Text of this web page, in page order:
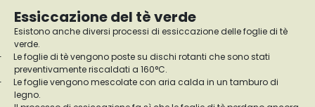
Essiccazione del tè verde
Esistono anche diversi processi di essiccazione delle foglie di tè
verde.
Le foglie di tè vengono poste su dischi rotanti che sono stati
preventivamente riscaldati a 160°C.
Le foglie vengono mescolate con aria calda in un tamburo di
legno.